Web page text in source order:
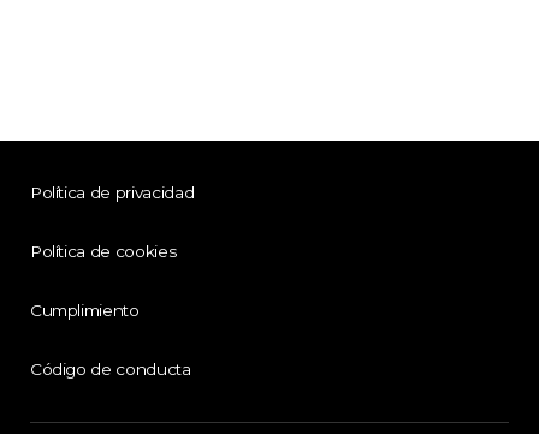
Política de privacidad
Política de cookies
Cumplimiento
Código de conducta